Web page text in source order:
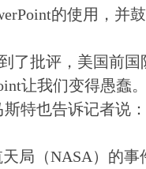
的使用，并
了批评，美国前
让我们变得愚蠢
斯特也告诉记者说
局（NASA）的事